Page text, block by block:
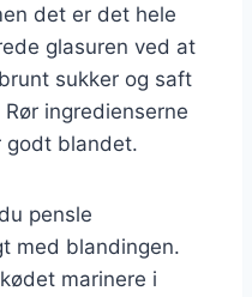
det er det hele
glasuren ved at
sukker og saft
ingredienserne
godt blandet.
pensle
med blandingen.
marinere i